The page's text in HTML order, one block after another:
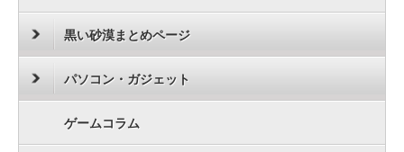
黒い砂漠まとめページ
パソコン・ガジェット
ゲームコラム